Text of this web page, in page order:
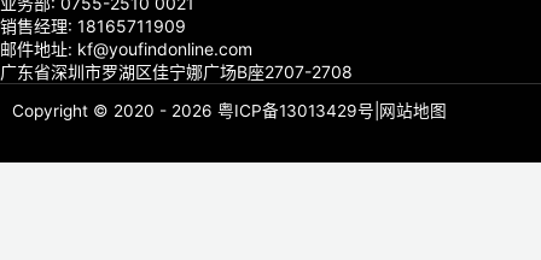
销售经理: 18165711909
邮件地址: kf@youfindonline.com
广东省深圳市罗湖区佳宁娜广场B座2707-2708
Copyright © 2020 - 2026 粤ICP备13013429号 网站地图